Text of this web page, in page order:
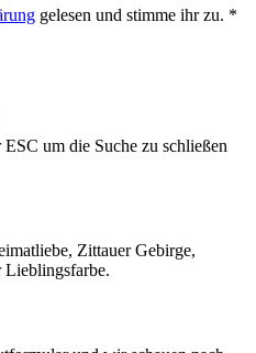
gelesen und stimme ihr zu. *
um die Suche zu schließen
Zittauer Gebirge,
Lieblingsfarbe.